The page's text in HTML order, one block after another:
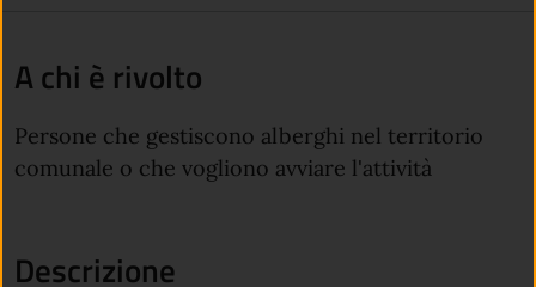
A chi è rivolto
Persone che gestiscono alberghi nel territorio
comunale o che vogliono avviare l'attività
Descrizione